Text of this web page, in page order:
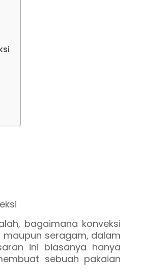
bagaimana konveksi
seragam, dalam
ini biasanya hanya
sebuah pakaian